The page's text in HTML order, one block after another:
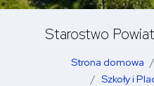
Starostwo
Strona domowa
Szkoły i